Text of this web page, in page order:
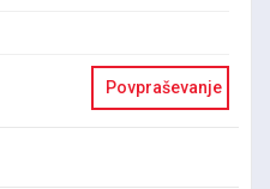
Povpraševanje